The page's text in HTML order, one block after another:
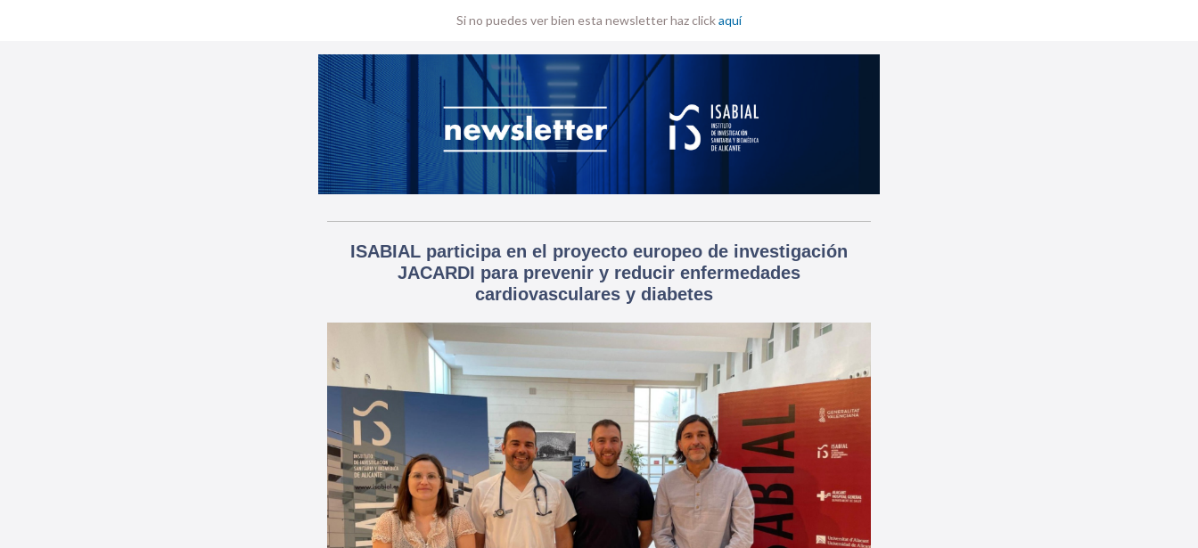
Si no puedes ver bien esta newsletter haz clickaquí
ISABIAL participa en el proyecto europeo de investigación
JACARDI para prevenir y reducir enfermedades
cardiovasculares y diabetes